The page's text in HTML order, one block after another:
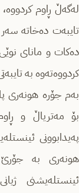
لەگەڵ ڕاوم کردووە،
تایبەت دەخاتە
دەکات و مانای نوێی
کردووەتەوە بە
بەم جۆرە هونەری
بۆ مەتریاڵ و
هونەری بە
ئینستلەیشنی